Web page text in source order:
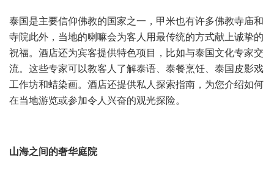
泰国是主要信仰佛教的国家之一，甲米也有许多佛教寺庙和
寺院此外，当地的喇嘛会为客人用最传统的方式献上诚挚的
祝福。酒店还为宾客提供特色项目，比如与泰国文化专家交
流。这些专家可以教客人了解泰语、泰餐烹饪、泰国皮影戏
工作坊和蜡染画。酒店还提供私人探索指南，为您介绍如何
在当地游览或参加令人兴奋的观光探险。
山海之间的奢华庭院